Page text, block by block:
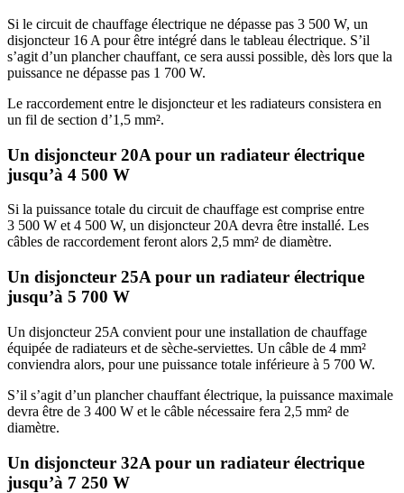
Si le circuit de chauffage électrique ne dépasse pas 3 500 W, un
disjoncteur 16 A pour être intégré dans le tableau électrique. S’il
s’agit d’un plancher chauffant, ce sera aussi possible, dès lors que la
puissance ne dépasse pas 1 700 W.
Le raccordement entre le disjoncteur et les radiateurs consistera en
un fil de section d’1,5 mm².
Un disjoncteur 20A pour un radiateur électrique
jusqu’à 4 500 W
Si la puissance totale du circuit de chauffage est comprise entre
3 500 W et 4 500 W, un disjoncteur 20A devra être installé. Les
câbles de raccordement feront alors 2,5 mm² de diamètre.
Un disjoncteur 25A pour un radiateur électrique
jusqu’à 5 700 W
Un disjoncteur 25A convient pour une installation de chauffage
équipée de radiateurs et de sèche-serviettes. Un câble de 4 mm²
conviendra alors, pour une puissance totale inférieure à 5 700 W.
S’il s’agit d’un plancher chauffant électrique, la puissance maximale
devra être de 3 400 W et le câble nécessaire fera 2,5 mm² de
diamètre.
Un disjoncteur 32A pour un radiateur électrique
jusqu’à 7 250 W